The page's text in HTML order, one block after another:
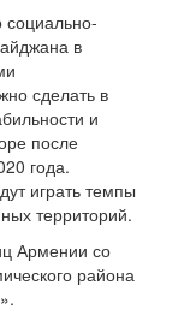
социально-
в
сделать в
и
после
года.
играть темпы
территорий.
Армении со
района